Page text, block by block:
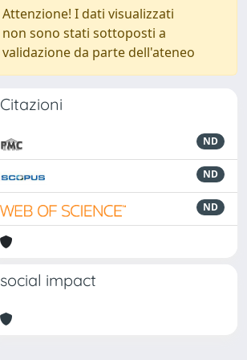
Attenzione! I dati visualizzati
non sono stati sottoposti a
validazione da parte dell'ateneo
Citazioni
ND
ND
ND
social impact